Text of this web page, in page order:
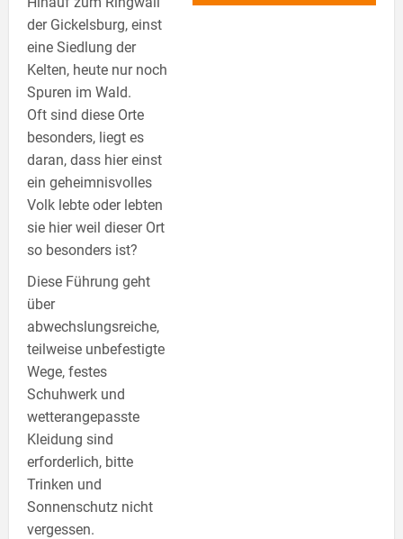
der Gickelsburg, einst
eine Siedlung der
Kelten, heute nur noch
Spuren im Wald.
Oft sind diese Orte
besonders, liegt es
daran, dass hier einst
ein geheimnisvolles
Volk lebte oder lebten
sie hier weil dieser Ort
so besonders ist?
Diese Führung geht
über
abwechslungsreiche,
teilweise unbefestigte
Wege, festes
Schuhwerk und
wetterangepasste
Kleidung sind
erforderlich, bitte
Trinken und
Sonnenschutz nicht
vergessen.